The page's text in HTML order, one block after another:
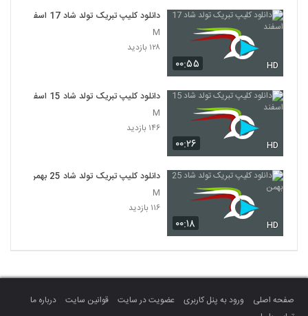
۰۰:۵۵ HD
دانلود کلیپ تبریک تولد شاد 17 اسفند
M
۱۲۸ بازدید
۰۰:۲۶ HD
دانلود کلیپ تبریک تولد شاد 15 اسفند
M
۱۴۶ بازدید
۰۰:۱۸ HD
دانلود کلیپ تبریک تولد شاد 25 بهمن
M
۱۱۶ بازدید
صفحه اصلی ورود به پنل کاربری عضویت در سایت قوانین سایت
درباره ما